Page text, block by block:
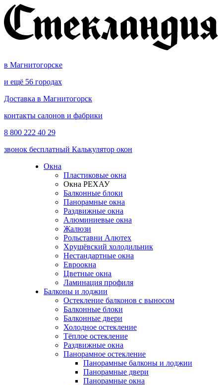
в Магнитогорске
и ещё 56 городах
Доставка в Магнитогорск
контакты салонов и фабрики
8 800 222 40 29
звонок бесплатный Калькулятор окон
Окна
Пластиковые окна
Окна РЕХАУ
Балконные блоки
Панорамные окна
Раздвижные окна
Алюминиевые окна
Жалюзи
Рольставни Алютех
Хрущёвский холодильник
Нестандартные окна
Евроокна
Цветные окна
Ламинация профиля
Балконы и лоджии
Остекление балконов с выносом
Балконные блоки
Балконные двери
Холодное остекление
Тёплое остекление
Раздвижные окна
Панорамное остекление
Панорамные балконы и лоджии
Панорамные двери
Панорамные окна